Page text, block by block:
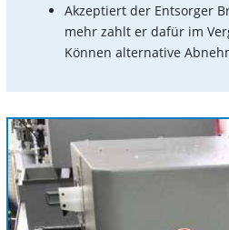
Akzeptiert der Entsorger
mehr zahlt er dafür im
Können alternative